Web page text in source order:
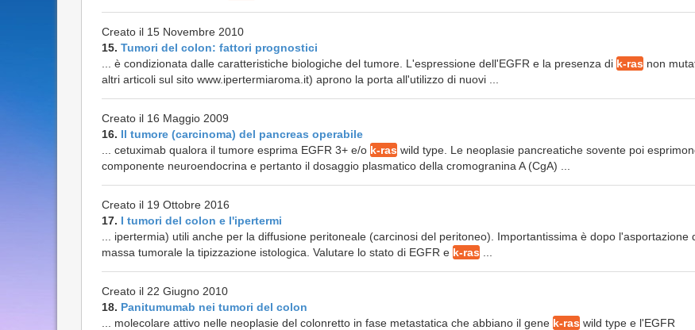
Creato il 15 Novembre 2010
15. Tumori del colon: fattori prognostici
... è condizionata dalle caratteristiche biologiche del tumore. L'espressione dell'EGFR e la presenza di k-ras non
altri articoli sul sito www.ipertermiaroma.it) aprono la porta all'utilizzo di nuovi ...
Creato il 16 Maggio 2009
16. Il tumore (carcinoma) del pancreas operabile
... cetuximab qualora il tumore esprima EGFR 3+ e/o k-ras wild type. Le neoplasie pancreatiche sovente poi
componente neuroendocrina e pertanto il dosaggio plasmatico della cromogranina A (CgA) ...
Creato il 19 Ottobre 2016
17. I tumori del colon e l'ipertermi
... ipertermia) utili anche per la diffusione peritoneale (carcinosi del peritoneo). Importantissima è dopo l'asportazione
massa tumorale la tipizzazione istologica. Valutare lo stato di EGFR e k-ras
Creato il 22 Giugno 2010
18. Panitumumab nei tumori del colon
... molecolare attivo nelle neoplasie del colonretto in fase metastatica che abbiano il gene k-ras wild type e l'EGFR